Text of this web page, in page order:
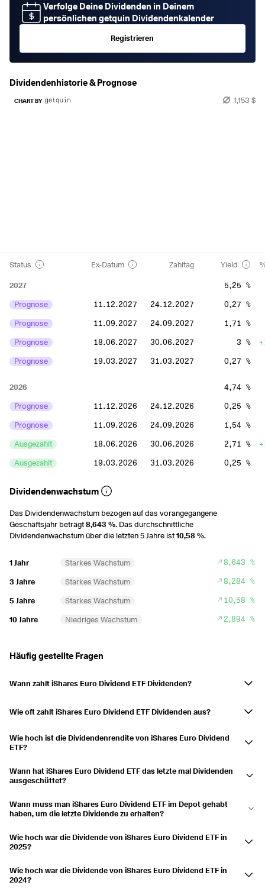
Verfolge Deine Dividenden in Deinem
persönlichen getquin Dividendenkalender
Registrieren
Dividendenhistorie & Prognose
1,153 $
CHART BY
Status Ex-Datum Zahltag Yield
2027
5,25 %
Prognose
11.12.2027 24.12.2027
0,27 %
Prognose
11.09.2027 24.09.2027
1,71 %
Prognose
18.06.2027 30.06.2027 3 %
Prognose
19.03.2027 31.03.2027 0,27 %
2026
4,74 %
Prognose
11.12.2026 24.12.2026
0,25 %
Prognose
11.09.2026 24.09.2026
1,54 %
Ausgezahlt
18.06.2026 30.06.2026 2,71 %
Ausgezahlt
19.03.2026 31.03.2026 0,25 %
2025
Ausgezahlt
11.09.2025 24.09.2025
Ausgezahlt
13.03.2025 0,34 %
Ausgezahlt
14.12.2023 29.12.2023
0,3 %
Ausgezahlt
Ausgezahlt
16.03.2023 29.03.2023 0,49 %
Ausgezahlt
15.12.2022 30.12.2022
0,13 %
Ausgezahlt
Ausgezahlt
17.03.2022 30.03.2022 0,34 %
Häufig gestellte Fragen
Wann zahlt iShares Euro Dividend ETF Dividenden?
Dezember Dividenden aus.
Wie oft zahlt iShares Euro Dividend ETF Dividenden aus?
Wie hoch ist die Dividendenrendite von iShares Euro Dividend
ETF?
sind in den letzten 3 Jahren um 8,28 % gestiegen.
Wann hat iShares Euro Dividend ETF das letzte mal Dividenden
ausgeschüttet?
Wann muss man iShares Euro Dividend ETF im Depot gehabt
haben, um die letzte Dividende zu erhalten?
hätte man die Ausschüttung erhalten.
Wie hoch war die Dividende von iShares Euro Dividend ETF in
2025?
aus.
Wie hoch war die Dividende von iShares Euro Dividend ETF in
2024?
Dividendenwachstum
Das Dividendenwachstum bezogen auf das vorangegangene
Geschäftsjahr beträgt8,643 %. Das durchschnittliche
Dividendenwachstum über die letzten 5 Jahre ist10,58 %.
1 Jahr Starkes Wachstum 8,643 %
3 Jahre Starkes Wachstum 8,284 %
5 Jahre Starkes Wachstum 10,58 %
10 Jahre Niedriges Wachstum 2,894 %